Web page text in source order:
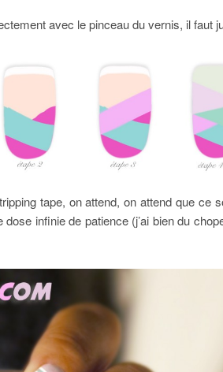
avec le pinceau du vernis, il faut
tape, on attend, on attend que ce
infinie de patience (j’ai bien du